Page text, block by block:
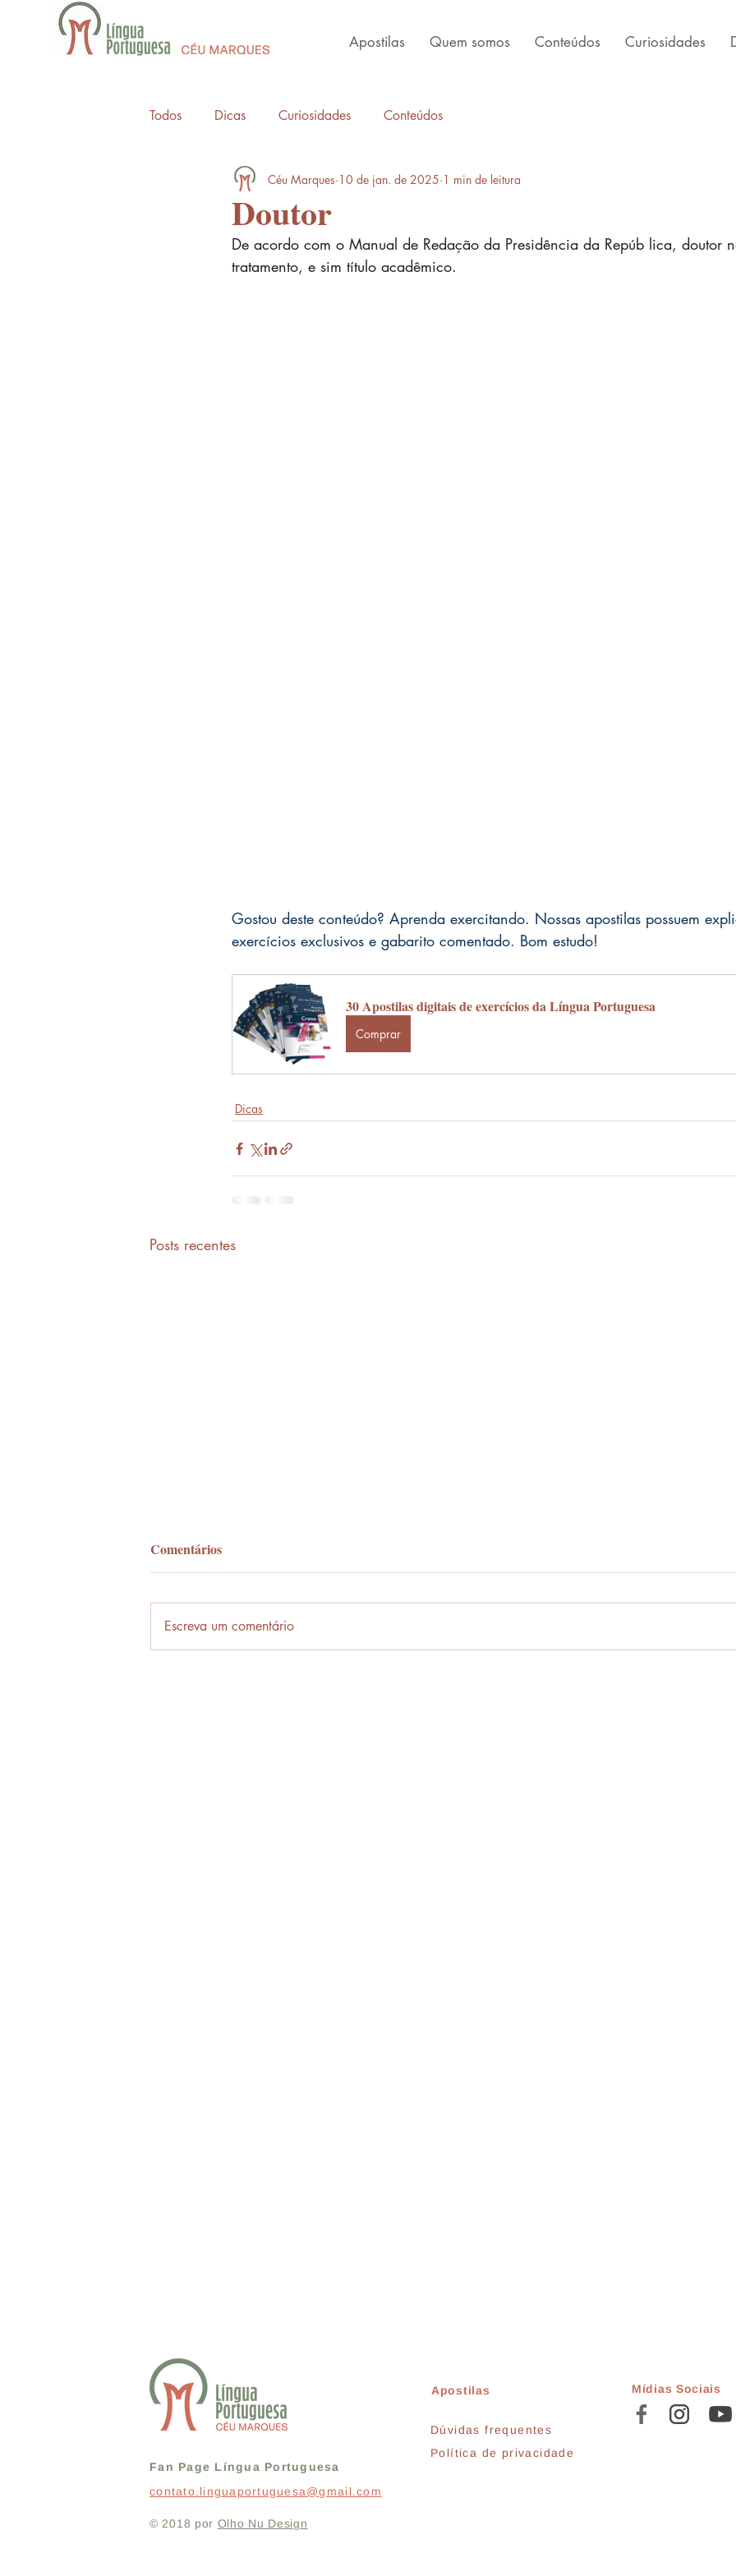
Apostilas Quem somos Conteúdos Curiosidades
Todos Dicas Curiosidades Conteúdos
Doutor
Céu Marques 10 de jan. de 2025 1 min de leitura
De acordo com o Manual de Redação da Presidência da Repúb lica, doutor
tratamento, e sim título acadêmico.
Gostou deste conteúdo? Aprenda exercitando. Nossas apostilas possuem
exercícios exclusivos e gabarito comentado. Bom estudo!
30 Apostilas digitais de exercícios da Língua Portuguesa
Comprar
Dicas
Posts recentes
Palavra-ônibus
Em frente ou enfrente?
Comentários
Escreva um comentário
Fan Page Língua Portuguesa
contato.linguaportuguesa@gmail.com
Apostilas
Dúvidas frequentes
Política de privacidade
Mídias Sociais
© 2018 por Olho Nu Design